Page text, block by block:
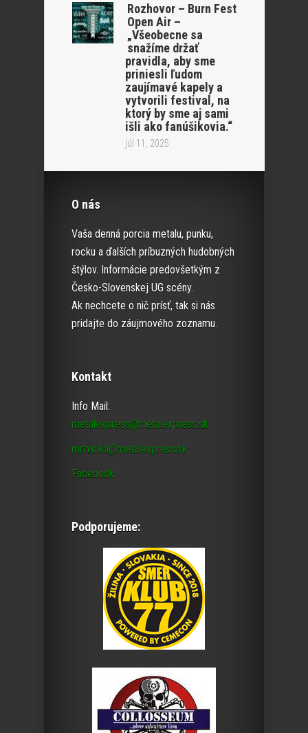
Rozhovor – Burn Fest
Open Air –
„Všeobecne sa
snažíme držať
pravidla, aby sme
priniesli ľudom
zaujímavé kapely a
vytvorili festival, na
ktorý by sme aj sami
išli ako fanúšikovia.“
júl 11, 2025
O nás
Vaša denná porcia metalu, punku,
rocku a ďalších príbuzných hudobných
štýlov. Informácie predovšetkým z
Česko-Slovenskej UG scény.
Ak nechcete o nič prísť, tak si nás
pridajte do záujmového zoznamu.
Kontakt
Info Mail:
metalexpress@metalexpress.sk
mrtvolka@metalexpress.sk
Facebook
Podporujeme: